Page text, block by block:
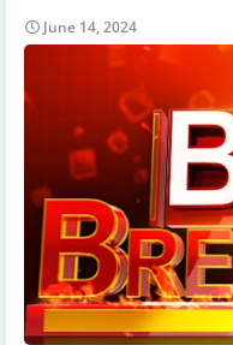
June 14, 2024